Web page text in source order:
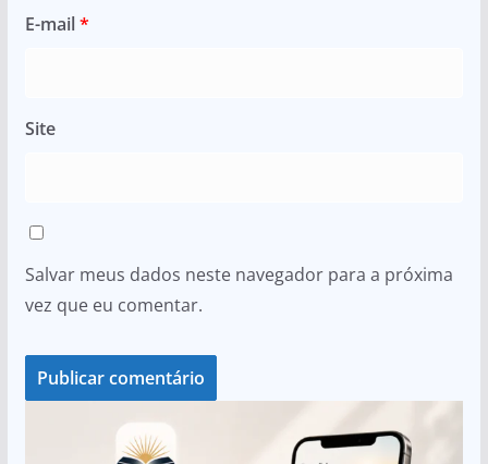
E-mail*
Site
Salvar meus dados neste navegador para a próxima
vez que eu comentar.